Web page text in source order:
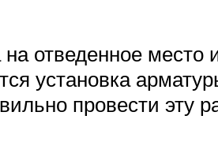
на отведенное
установка
провести эту